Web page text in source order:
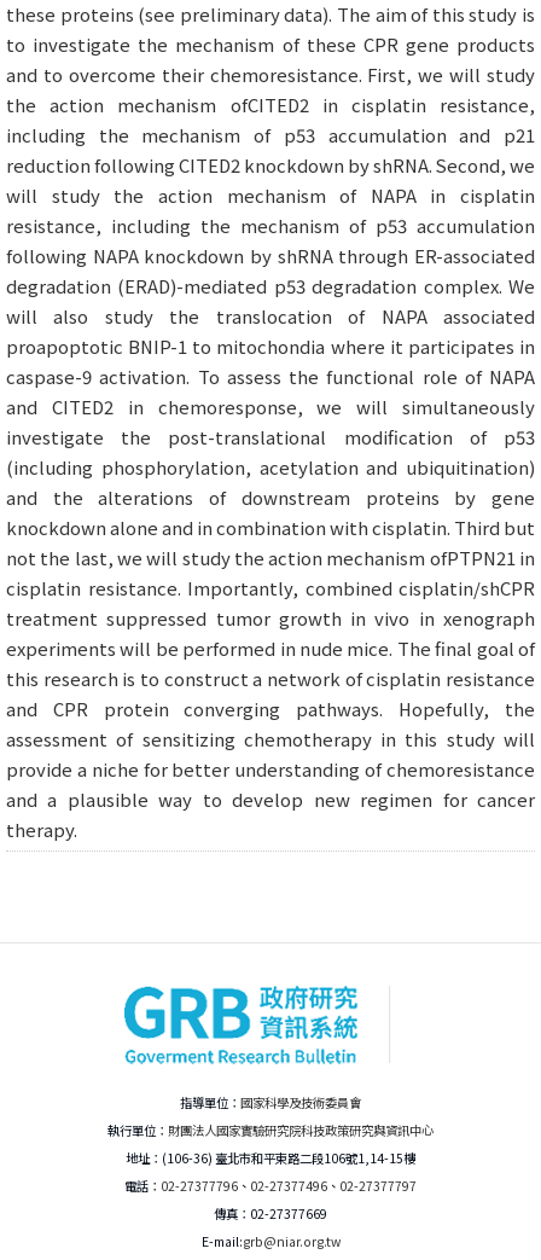
these proteins (see preliminary data). The aim of this study is
to investigate the mechanism of these CPR gene products
and to overcome their chemoresistance. First, we will study
the action mechanism ofCITED2 in cisplatin resistance,
including the mechanism of p53 accumulation and p21
reduction following CITED2 knockdown by shRNA. Second, we
will study the action mechanism of NAPA in cisplatin
resistance, including the mechanism of p53 accumulation
following NAPA knockdown by shRNA through ER-associated
degradation (ERAD)-mediated p53 degradation complex. We
will also study the translocation of NAPA associated
proapoptotic BNIP-1 to mitochondia where it participates in
caspase-9 activation. To assess the functional role of NAPA
and CITED2 in chemoresponse, we will simultaneously
investigate the post-translational modification of p53
(including phosphorylation, acetylation and ubiquitination)
and the alterations of downstream proteins by gene
knockdown alone and in combination with cisplatin. Third but
not the last, we will study the action mechanism ofPTPN21 in
cisplatin resistance. Importantly, combined cisplatin/shCPR
treatment suppressed tumor growth in vivo in xenograph
experiments will be performed in nude mice. The final goal of
this research is to construct a network of cisplatin resistance
and CPR protein converging pathways. Hopefully, the
assessment of sensitizing chemotherapy in this study will
provide a niche for better understanding of chemoresistance
and a plausible way to develop new regimen for cancer
therapy.
指導單位： 國家科學及技術委員會
執行單位： 財團法人國家實驗研究院科技政策研究與資訊中心
地址：(106-36) 臺北市和平東路二段106號1,14-15樓
電話： 02-27377796 、 02-27377496 、 02-27377797
傳真：02-27377669
E-mail:grb@niar.org.tw